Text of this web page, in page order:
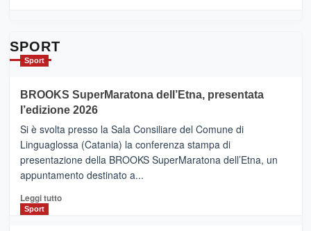
con
la
Al
via
i
collegamenti
SPORT
Sport
BROOKS SuperMaratona dell’Etna, presentata
l’edizione 2026
Si è svolta presso la Sala Consiliare del Comune di
Linguaglossa (Catania) la conferenza stampa di
presentazione della BROOKS SuperMaratona dell’Etna, un
appuntamento destinato a...
Leggi tuttoLeggi
Sport